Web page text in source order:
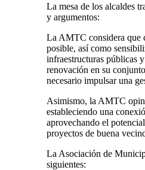
La mesa de los alcaldes
y argumentos:
La AMTC considera que
posible, así como
infraestructuras públicas
renovación en su
necesario impulsar una
Asimismo, la AMTC
estableciendo una
aprovechando el
proyectos de buena
La Asociación de
siguientes: